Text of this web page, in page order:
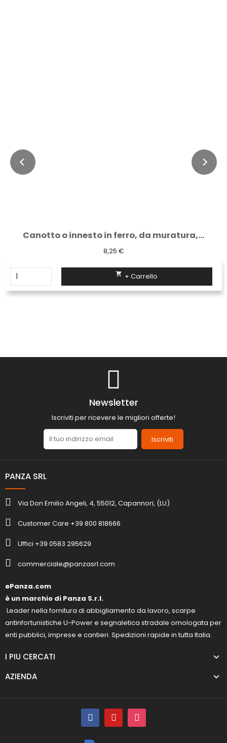
Canotto o innesto in ferro, da muratura,...
8,25 €
 + Carrello
Newsletter
Iscriviti per ricevere le migliori offerte!
Iscriviti
PANZA SRL
Via Don Emilio Angeli, 4, 55012, Capannori, (LU)
Customer Care +39 800 818666
Uffici +39 0583 295629
commerciale@panzasrl.com
ePanza.com
è un marchio di Panza S.r.l.
Leader nella fornitura di abbigliamento da lavoro, scarpe
antinfortunistiche U-Power e segnaletica stradale omologata per
enti pubblici, imprese e cantieri. Spedizioni rapide in tutta Italia.
I PIU CERCATI
AZIENDA